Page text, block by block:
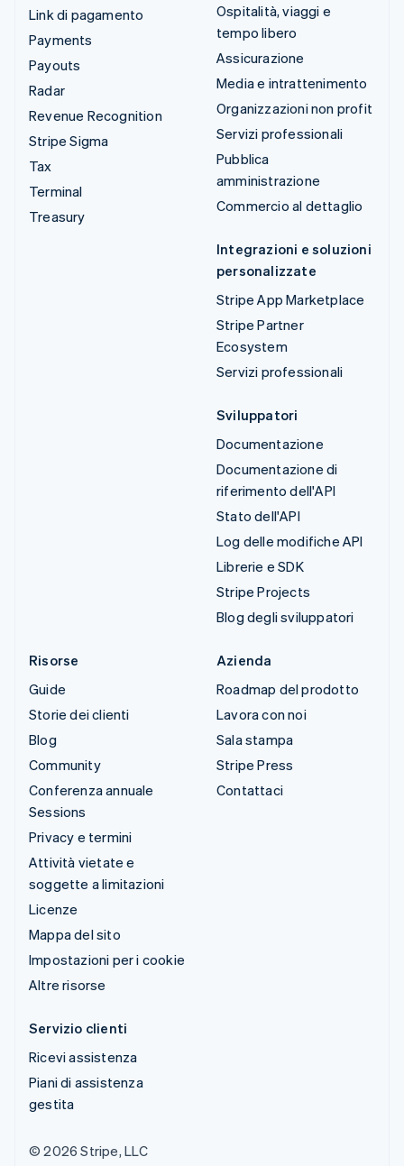
Link di pagamento
Payments
Payouts
Radar
Revenue Recognition
Stripe Sigma
Tax
Terminal
Treasury
Ospitalità, viaggi e
tempo libero
Assicurazione
Media e intrattenimento
Organizzazioni non profit
Servizi professionali
Pubblica
amministrazione
Commercio al dettaglio
Integrazioni e soluzioni
personalizzate
Stripe App Marketplace
Stripe Partner
Ecosystem
Servizi professionali
Sviluppatori
Documentazione
Documentazione di
riferimento dell'API
Stato dell'API
Log delle modifiche API
Librerie e SDK
Stripe Projects
Blog degli sviluppatori
Risorse
Guide
Storie dei clienti
Blog
Community
Conferenza annuale
Sessions
Privacy e termini
Attività vietate e
soggette a limitazioni
Licenze
Mappa del sito
Impostazioni per i cookie
Altre risorse
Azienda
Roadmap del prodotto
Lavora con noi
Sala stampa
Stripe Press
Contattaci
Servizio clienti
Ricevi assistenza
Piani di assistenza
gestita
© 2026 Stripe, LLC